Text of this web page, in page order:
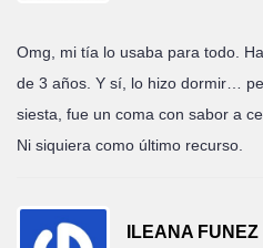
Omg, mi tía lo usaba para todo.
de 3 años. Y sí, lo hizo dormir…
siesta, fue un coma con sabor a
Ni siquiera como último recurso.
ILEANA FUNEZ